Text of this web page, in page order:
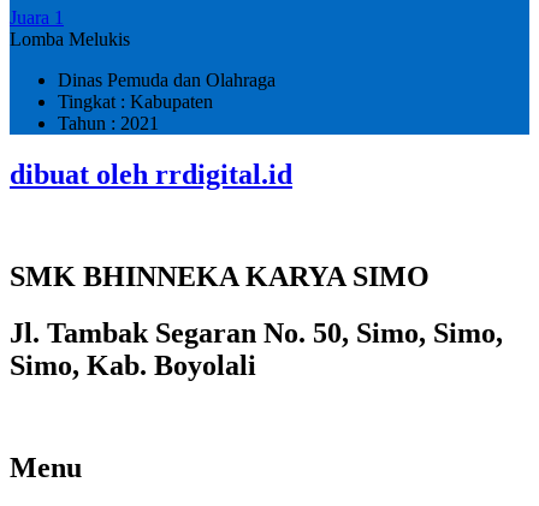
Juara 1
Lomba Melukis
Dinas Pemuda dan Olahraga
Tingkat : Kabupaten
Tahun : 2021
dibuat oleh rrdigital.id
SMK BHINNEKA KARYA SIMO
Jl. Tambak Segaran No. 50, Simo, Simo,
Simo, Kab. Boyolali
Menu